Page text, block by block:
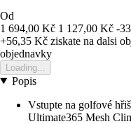
Od
1 694,00 Kč 1 127,00 Kč -
+56,35 Kč ziskate na dalsi
objednavky
Loading...
Popis
Vstupte na golfové
Ultimate365 Mesh